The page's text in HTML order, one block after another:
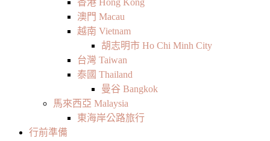
香港 Hong Kong
澳門 Macau
越南 Vietnam
胡志明市 Ho Chi Minh City
台灣 Taiwan
泰國 Thailand
曼谷 Bangkok
馬來西亞 Malaysia
東海岸公路旅行
行前準備